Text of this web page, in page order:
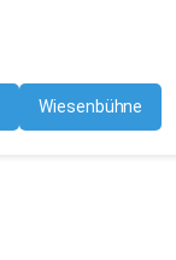
Wiesenbühne